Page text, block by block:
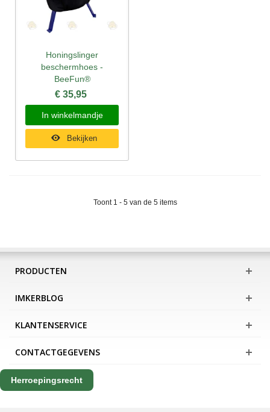
Honingslinger
beschermhoes -
BeeFun®
€ 35,95
In winkelmandje
Bekijken
Toont 1 - 5 van de 5 items
PRODUCTEN
IMKERBLOG
KLANTENSERVICE
CONTACTGEGEVENS
Herroepingsrecht